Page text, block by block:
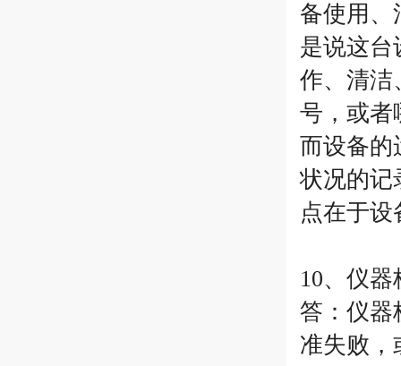
备使用、
是说这台
作、清
号，或者
而设备的
状况的
点在于
10、仪
答：仪器
准失败，